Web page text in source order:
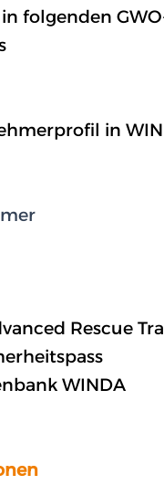
folgenden
in
Rescue
WINDA